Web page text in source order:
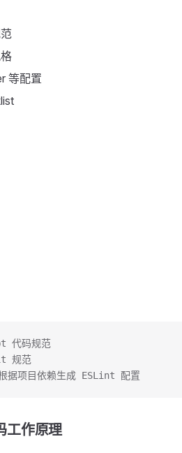
等配置
代码规范
规范
项目依赖生成 ESLint 配置
工作原理